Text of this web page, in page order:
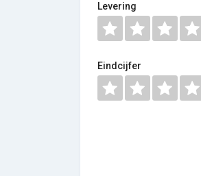
Levering
Eindcijfer